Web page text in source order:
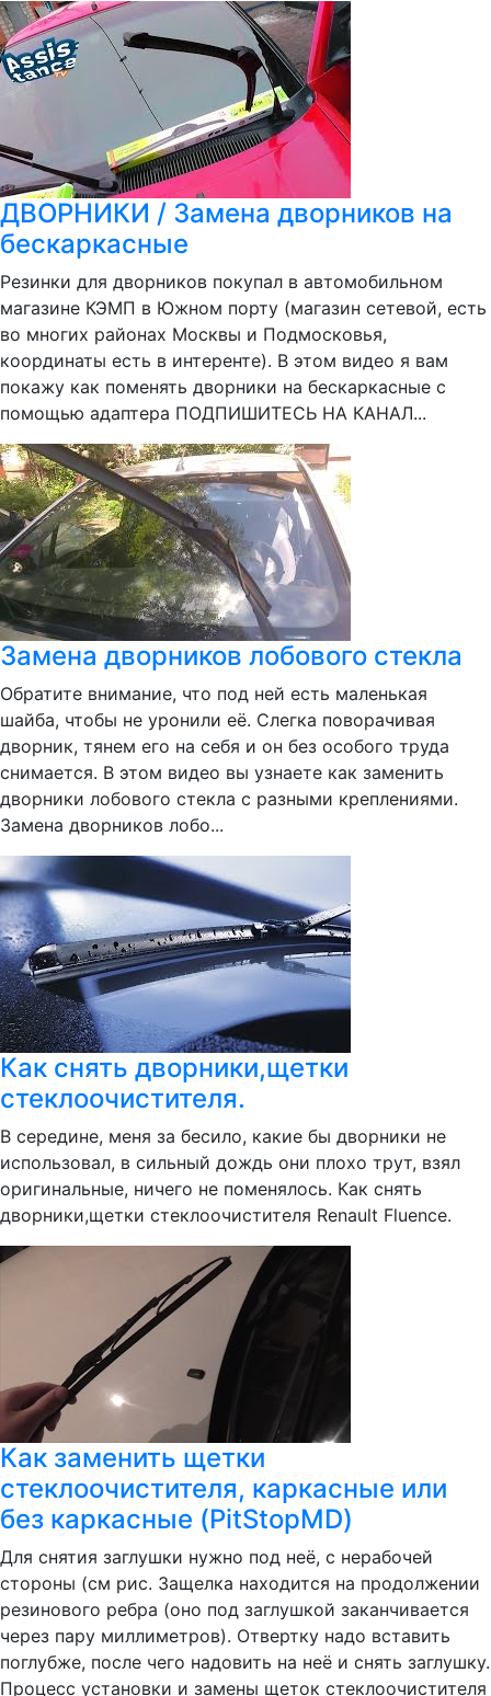
ДВОРНИКИ / Замена дворников на
бескаркасные
Резинки для дворников покупал в автомобильном
магазине КЭМП в Южном порту (магазин сетевой, есть
во многих районах Москвы и Подмосковья,
координаты есть в интеренте). В этом видео я вам
покажу как поменять дворники на бескаркасные с
помощью адаптера ПОДПИШИТЕСЬ НА КАНАЛ...
Замена дворников лобового стекла
Обратите внимание, что под ней есть маленькая
шайба, чтобы не уронили её. Слегка поворачивая
дворник, тянем его на себя и он без особого труда
снимается. В этом видео вы узнаете как заменить
дворники лобового стекла с разными креплениями.
Замена дворников лобо...
Как снять дворники,щетки
стеклоочистителя.
В середине, меня за бесило, какие бы дворники не
использовал, в сильный дождь они плохо трут, взял
оригинальные, ничего не поменялось. Как снять
дворники,щетки стеклоочистителя Renault Fluence.
Как заменить щетки
стеклоочистителя, каркасные или
без каркасные (PitStopMD)
Для снятия заглушки нужно под неё, с нерабочей
стороны (см рис. Защелка находится на продолжении
резинового ребра (оно под заглушкой заканчивается
через пару миллиметров). Отвертку надо вставить
поглубже, после чего надовить на неё и снять заглушку.
Процесс установки и замены щеток стеклоочистителя